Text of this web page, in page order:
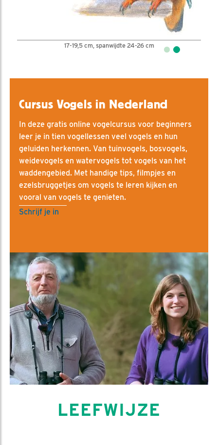
17-19,5 cm, spanwijdte 24-26 cm
Cursus Vogels in Nederland
In deze gratis online vogelcursus voor beginners
leer je in tien vogellessen veel vogels en hun
geluiden herkennen. Van tuinvogels, bosvogels,
weidevogels en watervogels tot vogels van het
waddengebied. Met handige tips, filmpjes en
ezelsbruggetjes om vogels te leren kijken en
vooral van vogels te genieten.
Schrijf je in
LEEFWIJZE